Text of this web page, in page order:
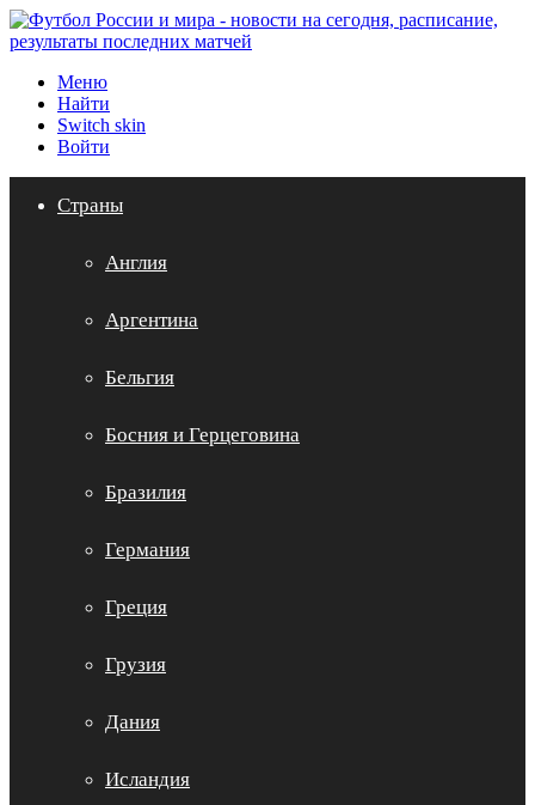
Меню
Найти
Switch skin
Войти
Страны
Англия
Аргентина
Бельгия
Босния и Герцеговина
Бразилия
Германия
Греция
Грузия
Дания
Исландия